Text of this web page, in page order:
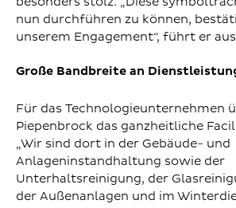
nun durchführen zu können,
unserem Engagement“, führt er
Große Bandbreite an
Für das Technologieunternehmen
Piepenbrock das ganzheitliche
„Wir sind dort in der Gebäude- und
Anlageninstandhaltung sowie der
Unterhaltsreinigung, der
der Außenanlagen und im